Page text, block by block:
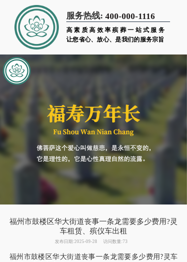
服务热线: 400-000-1116
高素质高效率殡葬一站式服务
让您省心、放心、是我们的服务宗旨
福州市鼓楼区华大街道丧事一条龙需要多少费用?灵
车租赁、殡仪车出租
发布日期:2025-09-28 访问数量:73
福州 市鼓楼区华大街道丧事一条龙需要多少费用 ? 灵车